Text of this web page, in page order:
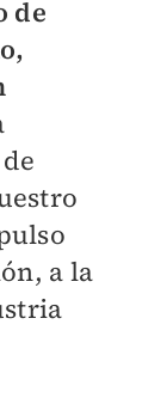
de
a la